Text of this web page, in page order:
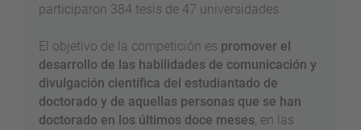
participaron 384 tesis de 47 universidades.
El objetivo de la competición es promover el
desarrollo de las habilidades de comunicación y
divulgación científica del estudiantado de
doctorado y de aquellas personas que se han
doctorado en los últimos doce meses, en las